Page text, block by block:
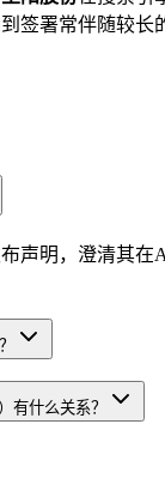
签署常伴随较长
声明，澄清其
有什么关系？